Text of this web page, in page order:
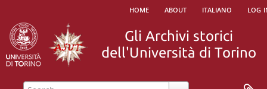
home about italiano log